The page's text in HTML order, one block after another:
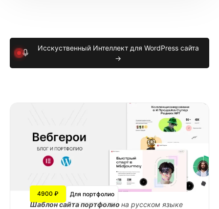
Исскуственный Интеллект для WordPress сайта
→
4900 ₽ Для портфолио
Шаблон сайта портфолио на русском языке